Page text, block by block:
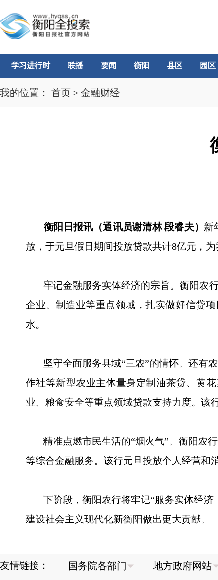
学习进行时 联播 要闻 衡阳 县区 园区
我的位置： 首页 > 金融财经
衡阳日报讯（通讯员谢清林 段睿夫） 新
放，于元旦假日期间投放贷款共计8亿元，
牢记金融服务实体经济的宗旨。衡阳农行
企业、制造业等重点领域，扎实做好信贷
水。
坚守全面服务县域“三农”的情怀。还有农
作社等新型农业主体量身定制油茶贷、黄
业、粮食安全等重点领域贷款支持力度。该
精准点燃市民生活的“烟火气”。衡阳农行
等综合金融服务。该行元旦投放个人经营和
下阶段，衡阳农行将牢记“服务实体经济
建设社会主义现代化新衡阳做出更大贡献。
友情链接：